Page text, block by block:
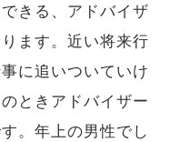
きる、アドバイザ
ます。近い将来行
に追いついていけ
ときアドバイザー
。年上の男性でし